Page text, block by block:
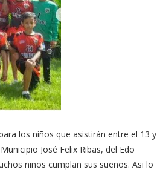
los niños que asistirán entre el 13 y
José Felix Ribas, del Edo
niños cumplan sus sueños. Asi lo